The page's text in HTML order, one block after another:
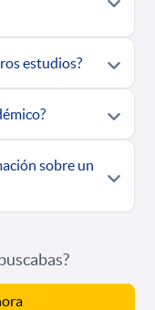
estudios?
sobre un